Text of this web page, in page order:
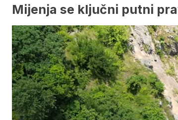
Mijenja se ključni putni